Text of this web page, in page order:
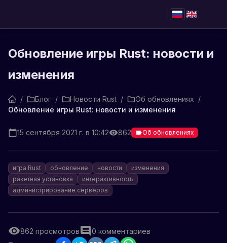
Обновление игры Rust: новости и
изменения
/ Блог / Новости Rust / Об обновлениях /
Обновление игры Rust: новости и изменения
15 сентября 2021 г. в 10:42 862 Об обновлениях
игра Rust обновление новости
изменения
ракетная установка
интерактивность
администрирование серверов
862 просмотров 0 комментариев